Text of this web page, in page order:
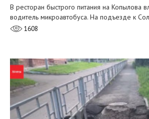
В ресторан быстрого питания на Копылова
водитель микроавтобуса. На подъезде к
1608